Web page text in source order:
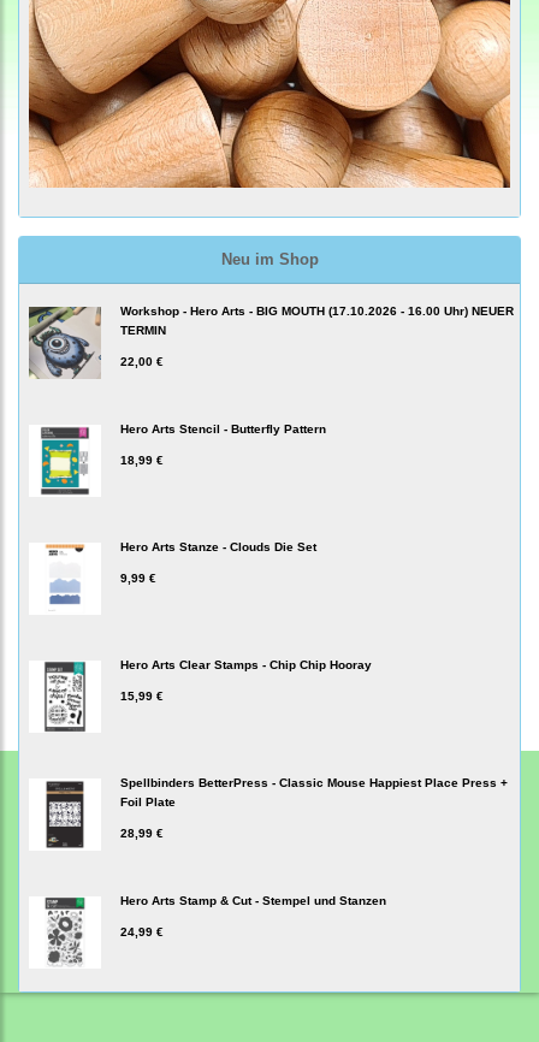
Neu im Shop
Workshop - Hero Arts - BIG MOUTH (17.10.2026 - 16.00 Uhr) NEUER
TERMIN
22,00 €
Hero Arts Stencil - Butterfly Pattern
18,99 €
Hero Arts Stanze - Clouds Die Set
9,99 €
Hero Arts Clear Stamps - Chip Chip Hooray
15,99 €
Spellbinders BetterPress - Classic Mouse Happiest Place Press +
Foil Plate
28,99 €
Hero Arts Stamp & Cut - Stempel und Stanzen
24,99 €